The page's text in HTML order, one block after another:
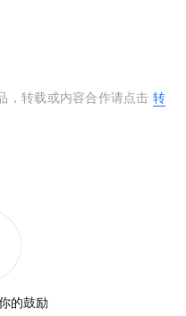
，转载或内容合作请点击转
的鼓励